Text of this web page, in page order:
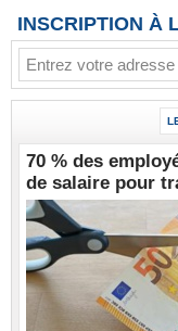
INSCRIPTION À
70 % des
de salaire pour